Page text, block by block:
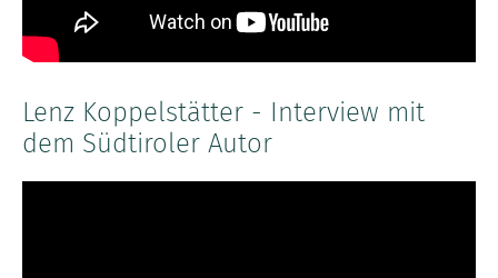
Lenz Koppelstätter - Interview mit
dem Südtiroler Autor